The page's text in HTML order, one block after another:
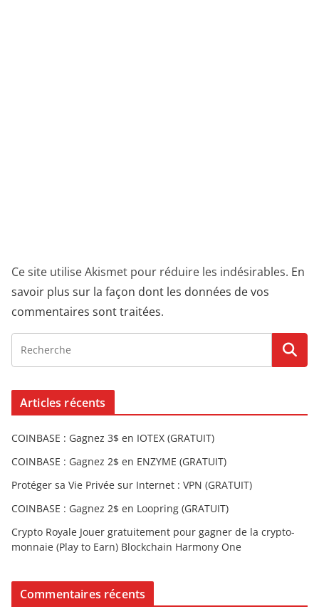
Ce site utilise Akismet pour réduire les indésirables. En
savoir plus sur la façon dont les données de vos
commentaires sont traitées.
Articles récents
COINBASE : Gagnez 3$ en IOTEX (GRATUIT)
COINBASE : Gagnez 2$ en ENZYME (GRATUIT)
Protéger sa Vie Privée sur Internet : VPN (GRATUIT)
COINBASE : Gagnez 2$ en Loopring (GRATUIT)
Crypto Royale Jouer gratuitement pour gagner de la crypto-
monnaie (Play to Earn) Blockchain Harmony One
Commentaires récents